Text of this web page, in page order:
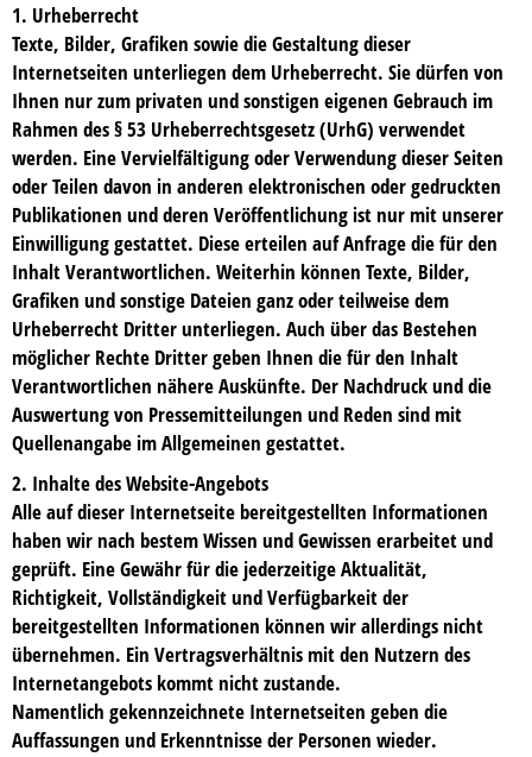
1. Urheberrecht
Texte, Bilder, Grafiken sowie die Gestaltung dieser
Internetseiten unterliegen dem Urheberrecht. Sie dürfen von
Ihnen nur zum privaten und sonstigen eigenen Gebrauch im
Rahmen des § 53 Urheberrechtsgesetz (UrhG) verwendet
werden. Eine Vervielfältigung oder Verwendung dieser Seiten
oder Teilen davon in anderen elektronischen oder gedruckten
Publikationen und deren Veröffentlichung ist nur mit unserer
Einwilligung gestattet. Diese erteilen auf Anfrage die für den
Inhalt Verantwortlichen. Weiterhin können Texte, Bilder,
Grafiken und sonstige Dateien ganz oder teilweise dem
Urheberrecht Dritter unterliegen. Auch über das Bestehen
möglicher Rechte Dritter geben Ihnen die für den Inhalt
Verantwortlichen nähere Auskünfte. Der Nachdruck und die
Auswertung von Pressemitteilungen und Reden sind mit
Quellenangabe im Allgemeinen gestattet.
2. Inhalte des Website-Angebots
Alle auf dieser Internetseite bereitgestellten Informationen
haben wir nach bestem Wissen und Gewissen erarbeitet und
geprüft. Eine Gewähr für die jederzeitige Aktualität,
Richtigkeit, Vollständigkeit und Verfügbarkeit der
bereitgestellten Informationen können wir allerdings nicht
übernehmen. Ein Vertragsverhältnis mit den Nutzern des
Internetangebots kommt nicht zustande.
Namentlich gekennzeichnete Internetseiten geben die
Auffassungen und Erkenntnisse der Personen wieder.